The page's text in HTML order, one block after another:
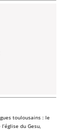
toulousains : le
église du Gesu,